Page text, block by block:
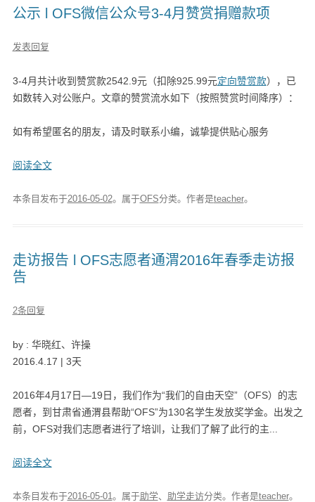
公示 l OFS微信公众号3-4月赞赏捐赠款项
发表回复
3-4月共计收到赞赏款2542.9元（扣除925.99元定向赞赏款），已
如数转入对公账户。文章的赞赏流水如下（按照赞赏时间降序）：
如有希望匿名的朋友，请及时联系小编，诚挚提供贴心服务
阅读全文
本条目发布于2016-05-02。属于OFS分类。 作者是teacher。
走访报告 l OFS志愿者通渭2016年春季走访报
告
2条回复
by : 华晓红、许操
2016.4.17 | 3天
2016年4月17日—19日，我们作为“我们的自由天空”（OFS）的志
愿者，到甘肃省通渭县帮助“OFS”为130名学生发放奖学金。出发之
前，OFS对我们志愿者进行了培训，让我们了解了此行的主...
阅读全文
本条目发布于2016-05-01。属于助学、 助学走访分类。 作者是teacher。